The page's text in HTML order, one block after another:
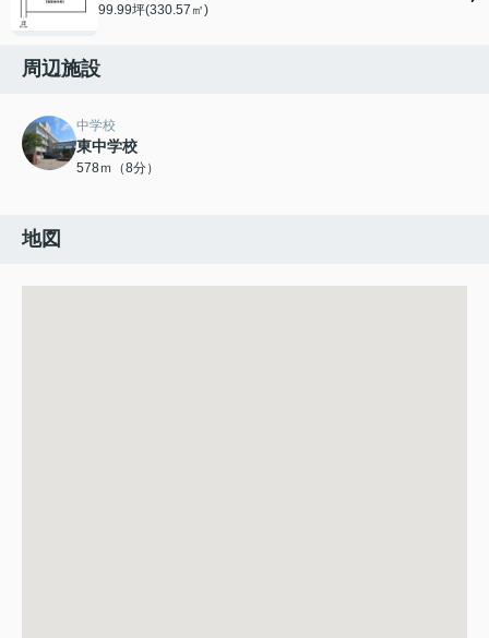
99.99坪(330.57㎡)
周辺施設
中学校
東中学校
578ｍ（8分）
地図